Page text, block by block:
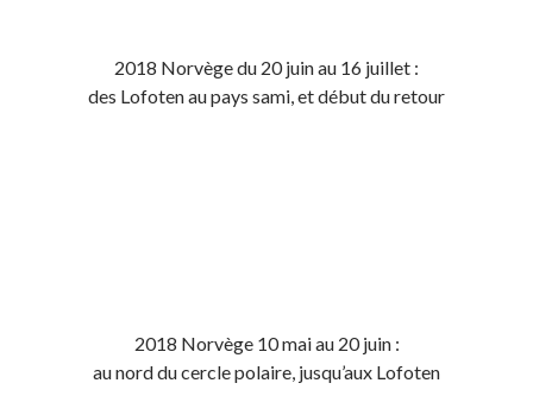
2018 Norvège du 20 juin au 16 juillet :
des Lofoten au pays sami, et début du retour
2018 Norvège 10 mai au 20 juin :
au nord du cercle polaire, jusqu’aux Lofoten